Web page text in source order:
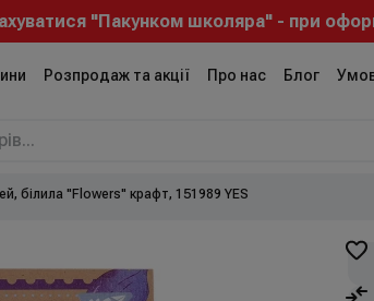
"Пакунком школяра" - при
Розпродаж та акції Про нас Блог
білила "Flowers" крафт, 151989 YES